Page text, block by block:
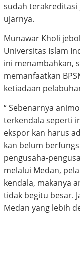
sudah terakreditasi
ujarnya.
Munawar Kholi
Universitas Islam
ini menambahkan,
memanfaatkan
ketiadaan
“ Sebenarnya
terkendala seperti
ekspor kan harus
kan belum
pengusaha-
melalui Medan,
kendala, makanya
tidak begitu besar.
Medan yang lebih